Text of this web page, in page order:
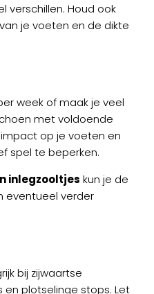
verschillen. Houd ook
je voeten en de dikte
week of maak je veel
met voldoende
op je voeten en
spel te beperken.
inlegzooltjes kun je de
eventueel verder
bij zijwaartse
plotselinge stops. Let